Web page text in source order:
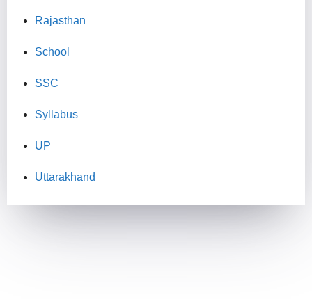
Rajasthan
School
SSC
Syllabus
UP
Uttarakhand